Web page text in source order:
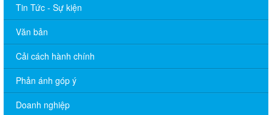
Tin Tức - Sự kiện
Văn bản
Cải cách hành chính
Phản ánh góp ý
Doanh nghiệp